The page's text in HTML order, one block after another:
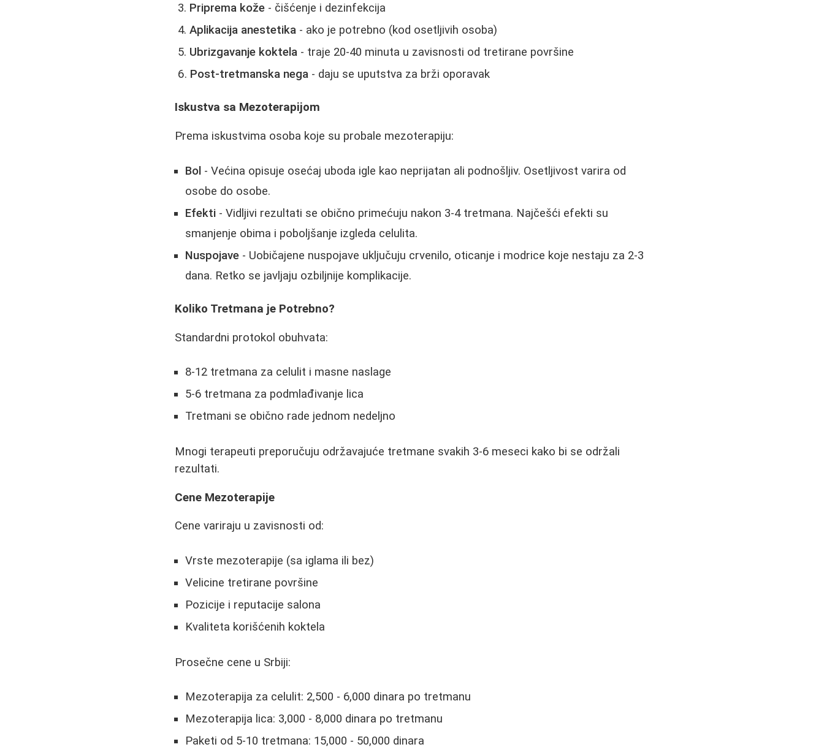
Priprema kože - čišćenje i dezinfekcija
Aplikacija anestetika - ako je potrebno (kod osetljivih osoba)
Ubrizgavanje koktela - traje 20-40 minuta u zavisnosti od tretirane površine
Post-tretmanska nega - daju se uputstva za brži oporavak
Iskustva sa Mezoterapijom
Prema iskustvima osoba koje su probale mezoterapiju:
Bol - Većina opisuje osećaj uboda igle kao neprijatan ali podnošljiv. Osetljivost varira od
osobe do osobe.
Efekti - Vidljivi rezultati se obično primećuju nakon 3-4 tretmana. Najčešći efekti su
smanjenje obima i poboljšanje izgleda celulita.
Nuspojave - Uobičajene nuspojave uključuju crvenilo, oticanje i modrice koje nestaju za 2-3
dana. Retko se javljaju ozbiljnije komplikacije.
Koliko Tretmana je Potrebno?
Standardni protokol obuhvata:
8-12 tretmana za celulit i masne naslage
5-6 tretmana za podmlađivanje lica
Tretmani se obično rade jednom nedeljno
Mnogi terapeuti preporučuju održavajuće tretmane svakih 3-6 meseci kako bi se održali
rezultati.
Cene Mezoterapije
Cene variraju u zavisnosti od:
Vrste mezoterapije (sa iglama ili bez)
Velicine tretirane površine
Pozicije i reputacije salona
Kvaliteta korišćenih koktela
Prosečne cene u Srbiji:
Mezoterapija za celulit: 2,500 - 6,000 dinara po tretmanu
Mezoterapija lica: 3,000 - 8,000 dinara po tretmanu
Paketi od 5-10 tretmana: 15,000 - 50,000 dinara